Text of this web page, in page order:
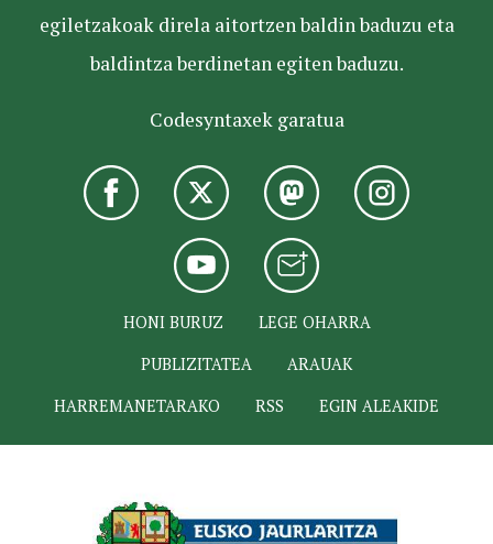
egiletzakoak direla aitortzen baldin baduzu eta
baldintza berdinetan egiten baduzu.
Codesyntaxek garatua
HONI BURUZ
LEGE OHARRA
PUBLIZITATEA
ARAUAK
HARREMANETARAKO
RSS EGIN ALEAKIDE